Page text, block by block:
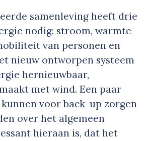
samenleving heeft drie
nodig: stroom, warmte
van personen en
nieuw ontworpen systeem
hernieuwbaar,
met wind. Een paar
voor back-up zorgen
over het algemeen
hieraan is, dat het